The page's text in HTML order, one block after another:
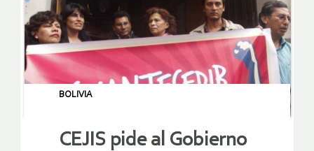
BOLIVIA
CEJIS pide al Gobierno